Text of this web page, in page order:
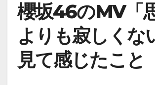
櫻坂46のMV「
よりも寂しくな
見て感じたこと